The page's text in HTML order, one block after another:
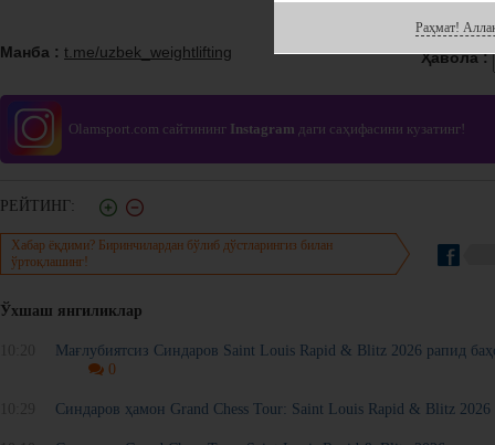
Ҳавола :
Манба : t.me/uzbek_weightlifting
Olamsport.com сайтининг Instagram даги саҳифасини кузатинг!
РЕЙТИНГ:
Хабар ёқдими? Биринчилардан бўлиб дўстларингиз билан
ўртоқлашинг!
Ўхшаш янгиликлар
Мағлубиятсиз Синдаров Saint Louis Rapid & Blitz 2026 рапид
0
Синдаров ҳамон Grand Chess Tour: Saint Louis Rapid & Blitz 2026
Раҳмат!